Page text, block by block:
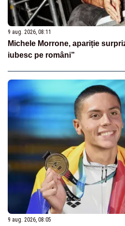
9 aug. 2026, 08:11
Michele Morrone, apariție
iubesc pe români”
9 aug. 2026, 08:05